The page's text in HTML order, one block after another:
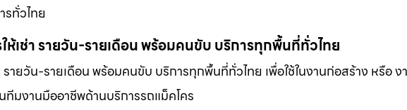
รทั่วไทย
ห้เช่า รายวัน-รายเดือน พร้อมคนขับ บริการทุกพื้นที่ทั่วไทย
รายวัน-รายเดือน พร้อมคนขับ บริการทุกพื้นที่ทั่วไทย เพื่อใช้ในงานก่อสร้าง หรือ
ทีมงานมืออาชีพด้านบริการรถแม็คโคร